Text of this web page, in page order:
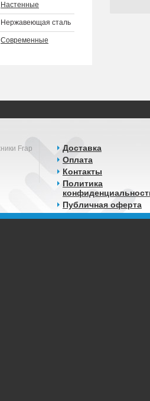
Настенные
Нержавеющая сталь
Современные
Frap
Доставка
Оплата
Контакты
Политика
Публичная оферта